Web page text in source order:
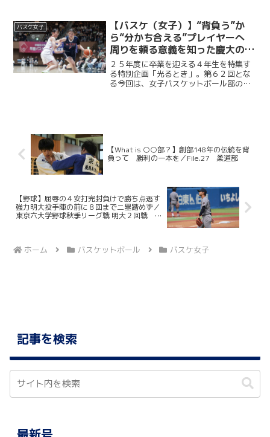
き”を貫いてたどり着いた、彼女なりのバ
スケの形とは＿＿。
バスケ女子
【バスケ（女子）】“背負う”か
ら“分かち合える”プレイヤーへ
周りを頼る意義を知った慶大のエ
ース／４年生卒業企画「光ると
き」 No.62・河村さくら
２５年度に卒業を迎える４年生を特集す
る特別企画「光るとき」。第６２回とな
る今回は、女子バスケットボール部の河
【What is ○○部？】創部148年の伝統を背
負って 勝利の一本を／File.27 柔道部
【野球】屈辱の４安打完封負けで勝ち点逃す
強力明大投手陣の前に８回まで二塁踏めず／
東京六大学野球秋季リーグ戦 明大２回戦 ＠
ホーム バスケットボール バスケ女子
記事を検索